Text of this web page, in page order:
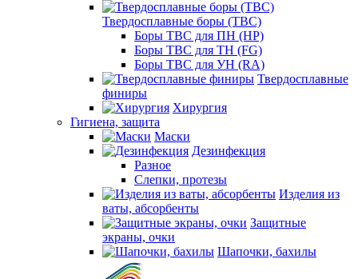
Твердосплавные боры (ТВС)
Боры ТВС для ПН (HP)
Боры ТВС для ТН (FG)
Боры ТВС для УН (RA)
Твердосплавные
финиры
Хирургия
Гигиена, защита
Маски
Дезинфекция
Разное
Слепки, протезы
Изделия из
ваты, абсорбенты
Защитные
экраны, очки
Шапочки, бахилы